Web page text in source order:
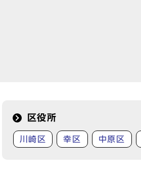
区役所
川崎区 幸区 中原区